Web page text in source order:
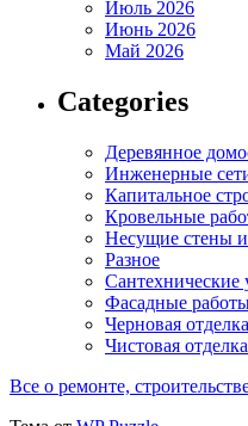
Июль 2026
Июнь 2026
Май 2026
Categories
Деревянное
Инженерные
Капитальное
Кровельные
Несущие стены
Разное
Сантехнические
Фасадные
Черновая
Чистовая
Все о ремонте,